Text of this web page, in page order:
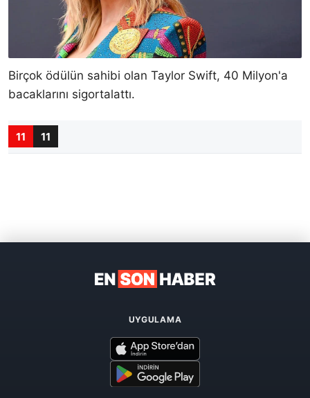
Birçok ödülün sahibi olan Taylor Swift, 40 Milyon'a
bacaklarını sigortalattı.
11 11
UYGULAMA